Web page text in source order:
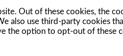
Out of these cookies, the
use third-party cookies
the option to opt-out of these